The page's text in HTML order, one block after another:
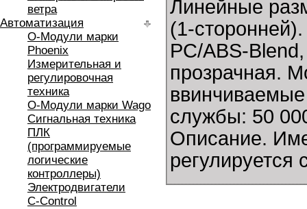
ветра
Автоматизация
O-Модули марки
Phoenix
Измерительная и
регулировочная
техника
O-Модули марки Wago
Сигнальная техника
ПЛК
(программируемые
логические
контроллеры)
Электродвигатели
C-Control
Линейные
(1-
PC/ABS-
прозрачная.
службы: 50
Описание.